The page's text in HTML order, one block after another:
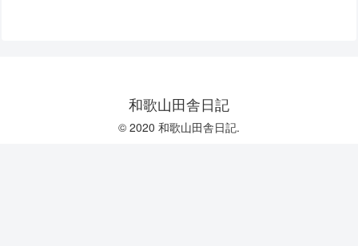
和歌山田舎日記
© 2020 和歌山田舎日記.